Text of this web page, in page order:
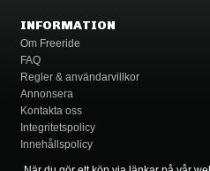
INFORMATION
Om Freeride
FAQ
Regler & användarvillkor
Annonsera
Kontakta oss
Integritetspolicy
Innehållspolicy